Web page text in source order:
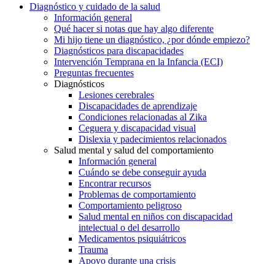
Diagnóstico y cuidado de la salud
Información general
Qué hacer si notas que hay algo diferente
Mi hijo tiene un diagnóstico, ¿por dónde empiezo?
Diagnósticos para discapacidades
Intervención Temprana en la Infancia (ECI)
Preguntas frecuentes
Diagnósticos
Lesiones cerebrales
Discapacidades de aprendizaje
Condiciones relacionadas al Zika
Ceguera y discapacidad visual
Dislexia y padecimientos relacionados
Salud mental y salud del comportamiento
Información general
Cuándo se debe conseguir ayuda
Encontrar recursos
Problemas de comportamiento
Comportamiento peligroso
Salud mental en niños con discapacidad
intelectual o del desarrollo
Medicamentos psiquiátricos
Trauma
Apoyo durante una crisis